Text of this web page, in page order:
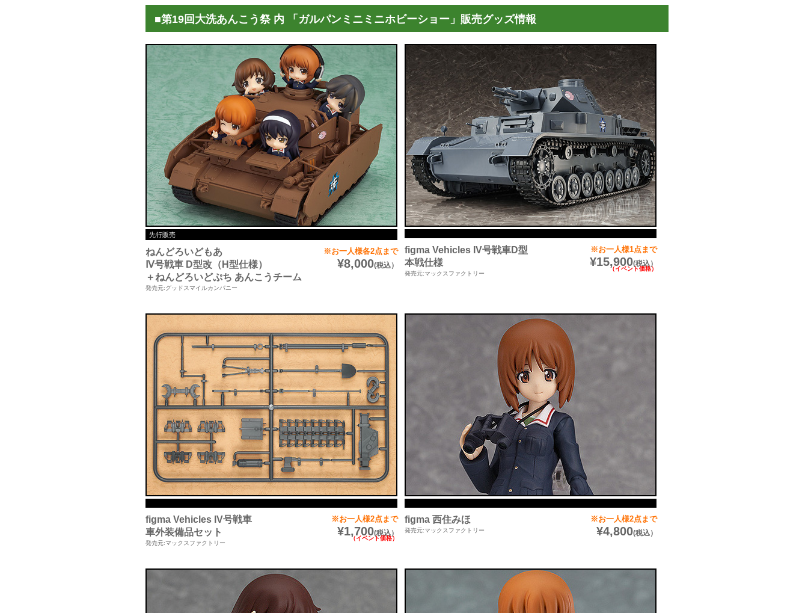
■第19回大洗あんこう祭 内 「ガルパンミニミニホビーショー」販売グッズ情報
先行販売
ねんどろいどもあ
Ⅳ号戦車 D型改（H型仕様）
＋ねんどろいどぷち あんこうチーム
発売元:グッドスマイルカンパニー
※お一人様各2点まで
¥8,000(税込）
figma Vehicles IV号戦車D型
本戦仕様
発売元:マックスファクトリー
※お一人様1点まで
¥15,900(税込）
（イベント価格）
figma Vehicles IV号戦車
車外装備品セット
発売元:マックスファクトリー
※お一人様2点まで
¥1,700(税込）
（イベント価格）
figma 西住みほ
発売元:マックスファクトリー
※お一人様2点まで
¥4,800(税込）